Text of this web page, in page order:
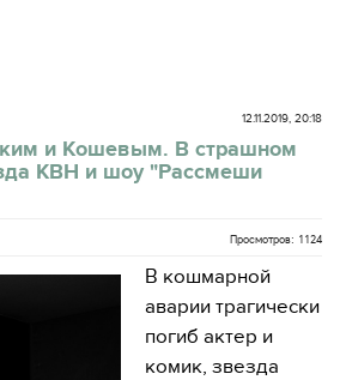
12.11.2019, 20:18
и Кошевым. В страшном
КВН и шоу "Рассмеши
Просмотров: 1124
В кошмарной
аварии трагически
погиб актер и
комик, звезда